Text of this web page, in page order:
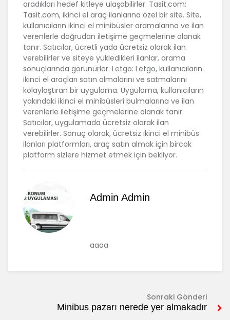
aradıkları hedef kitleye ulaşabilirler. Tasit.com:
Tasit.com, ikinci el araç ilanlarına özel bir site. Site,
kullanıcıların ikinci el minibüsler aramalarına ve ilan
verenlerle doğrudan iletişime geçmelerine olanak
tanır. Satıcılar, ücretli yada ücretsiz olarak ilan
verebilirler ve siteye yükledikleri ilanlar, arama
sonuçlarında görünürler. Letgo: Letgo, kullanıcıların
ikinci el araçları satın almalarını ve satmalarını
kolaylaştıran bir uygulama. Uygulama, kullanıcıların
yakındaki ikinci el minibüsleri bulmalarına ve ilan
verenlerle iletişime geçmelerine olanak tanır.
Satıcılar, uygulamada ücretsiz olarak ilan
verebilirler. Sonuç olarak, ücretsiz ikinci el minibüs
ilanları platformları, araç satın almak için bircok
platform sizlere hizmet etmek için bekliyor.
Admin Admin
aaaa
Sonraki Gönderi
Minibus pazarı nerede yer almakadır